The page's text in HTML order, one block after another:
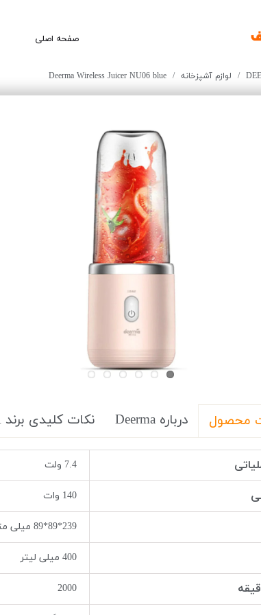
صفحه اصلی
لوازم آشپزخانه Deerma Wireless Juicer NU06 blue
محصول درباره Deerma نکات کلیدی برند DEERMA
7.4 ولت
140 وات
239*89*89 میلی متر
400 میلی لیتر
2000